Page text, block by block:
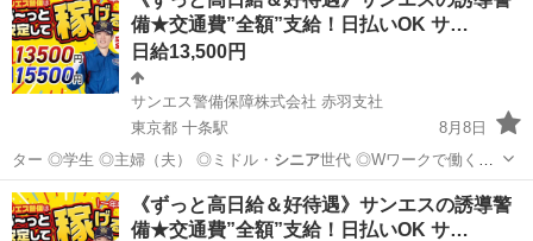
備★交通費”全額”支給！日払いOK サ…
日給13,500円
サンエス警備保障株式会社 赤羽支社
東京都 十条駅
8月8日
ター ◎学生 ◎主婦（夫） ◎ミドル・ シニア世代 ◎Wワークで働く方
警備経験や…
東京 北区 十条駅 警備員 サンエス警備保障株式会社
《ずっと高日給＆好待遇》サンエスの誘導警
備★交通費”全額”支給！日払いOK サ…